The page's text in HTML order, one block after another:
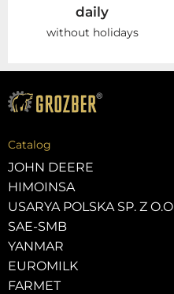
daily
without holidays
Catalog
JOHN DEERE
HIMOINSA
USARYA POLSKA SP. Z O.O
SAE-SMB
YANMAR
EUROMILK
FARMET